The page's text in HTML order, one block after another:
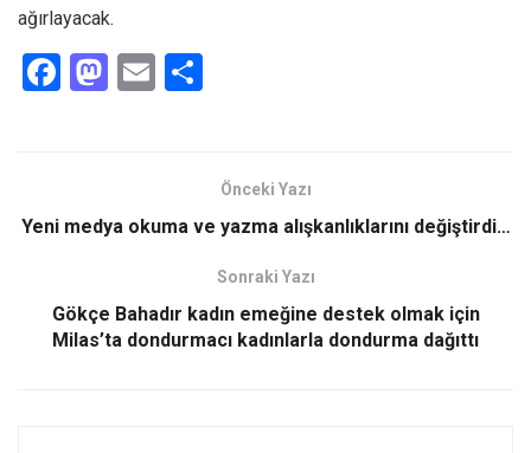
ağırlayacak.
F
o
k
M
d
n
E
Önceki Yazı
Yeni medya okuma ve yazma alışkanlıklarını değiştirdi…
Sonraki Yazı
Gökçe Bahadır kadın emeğine destek olmak için
Milas’ta dondurmacı kadınlarla dondurma dağıttı